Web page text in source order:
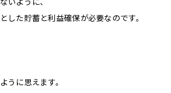
した貯蓄と利益確保が必要なのです。
うに思えます。